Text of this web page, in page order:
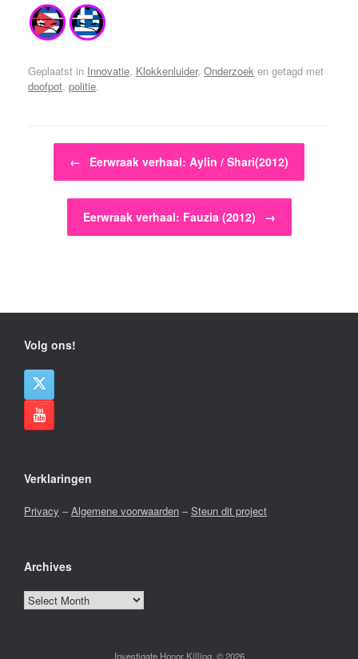
Geplaatst in Innovatie, Klokkenluider, Onderzoek en getagd met
doofpot, politie.
← Eerwraak verhaal: Aylin / Shari(2012)
Eerwraak verhaal: Fauzia (2012) →
Volg ons!
Verklaringen
Privacy –Algemene voorwaarden –Steun dit project
Archives
Archives
Investigate Honor Killing, © 2026